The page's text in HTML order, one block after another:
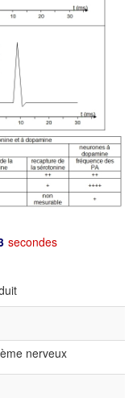
secondes
nerveux